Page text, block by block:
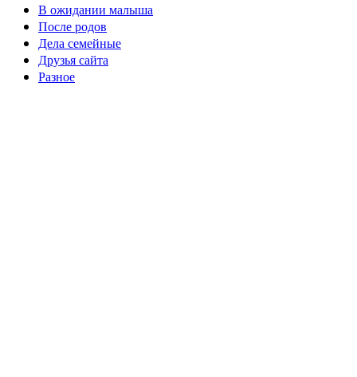
В ожидании малыша
После родов
Дела семейные
Друзья сайта
Разное